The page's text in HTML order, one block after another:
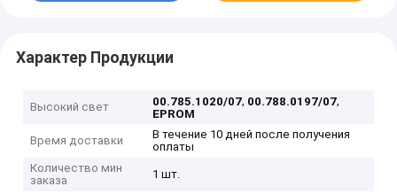
Характер Продукции
Высокий свет 00.785.1020/07, 00.788.0197/07,
EPROM
Время доставки
В течение 10 дней после получения
оплаты
Количество мин
заказа
1 шт.